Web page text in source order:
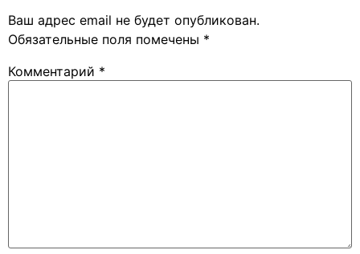
Ваш адрес email не будет опубликован.
Обязательные поля помечены *
Комментарий *